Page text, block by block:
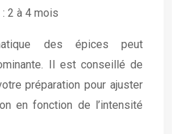
2 à 4 mois
des épices peut
Il est conseillé de
préparation pour ajuster
en fonction de l’intensité